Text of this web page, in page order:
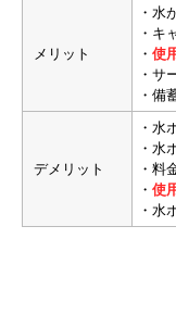
メリット
・水
・キ
・ 使
・サ
・備
デメリット
・水
・水
・料
・ 使
・水